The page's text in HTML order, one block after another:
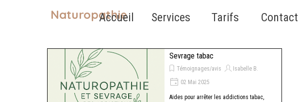
Naturopathie Sauter le menu
Accueil Services ▼
Tarifs ▼
Contact
Sevrage tabac
Témoignages/avis
Isabelle B.
02 Mai 2025
Aides pour arrêter les addictions tabac,